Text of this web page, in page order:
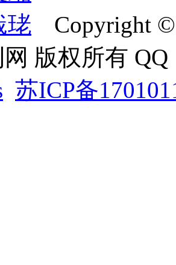
Copyright ©
版权所有 QQ
苏ICP备